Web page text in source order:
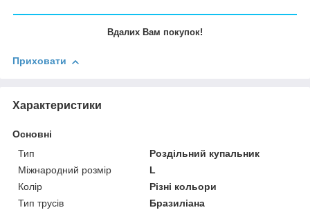
Вдалих Вам покупок!
Приховати
Характеристики
Основні
Тип
Роздільний купальник
Міжнародний розмір
L
Колір
Різні кольори
Тип трусів
Бразиліана